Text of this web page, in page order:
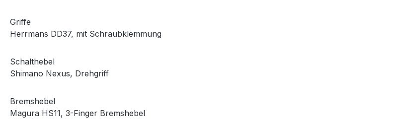
Griffe
Herrmans DD37, mit Schraubklemmung
Schalthebel
Shimano Nexus, Drehgriff
Bremshebel
Magura HS11, 3-Finger Bremshebel